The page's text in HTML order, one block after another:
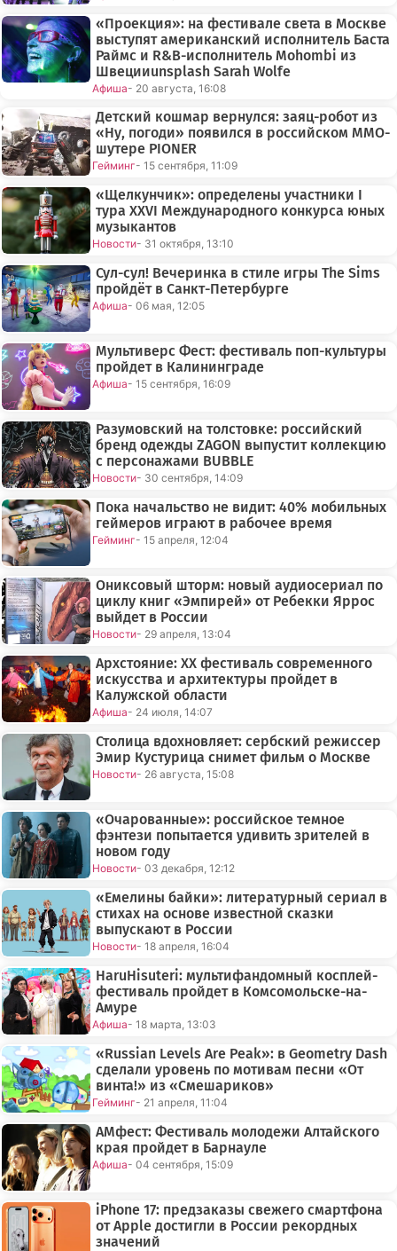
«Проекция»: на фестивале света в Москве
выступят американский исполнитель Баста
Раймс и R&B-исполнитель Mohombi из
Швецииunsplash Sarah Wolfe
Афиша- 20 августа, 16:08
Детский кошмар вернулся: заяц-робот из
«Ну, погоди» появился в российском MMO-
шутере PIONER
Гейминг- 15 сентября, 11:09
«Щелкунчик»: определены участники I
тура XXVI Международного конкурса юных
музыкантов
Новости- 31 октября, 13:10
Сул-сул! Вечеринка в стиле игры The Sims
пройдёт в Санкт-Петербурге
Афиша- 06 мая, 12:05
Мультиверс Фест: фестиваль поп-культуры
пройдет в Калининграде
Афиша- 15 сентября, 16:09
Разумовский на толстовке: российский
бренд одежды ZAGON выпустит коллекцию
с персонажами BUBBLE
Новости- 30 сентября, 14:09
Пока начальство не видит: 40% мобильных
геймеров играют в рабочее время
Гейминг- 15 апреля, 12:04
Ониксовый шторм: новый аудиосериал по
циклу книг «Эмпирей» от Ребекки Яррос
выйдет в России
Новости- 29 апреля, 13:04
Архстояние: XX фестиваль современного
искусства и архитектуры пройдет в
Калужской области
Афиша- 24 июля, 14:07
Столица вдохновляет: сербский режиссер
Эмир Кустурица снимет фильм о Москве
Новости- 26 августа, 15:08
«Очарованные»: российское темное
фэнтези попытается удивить зрителей в
новом году
Новости- 03 декабря, 12:12
«Емелины байки»: литературный сериал в
стихах на основе известной сказки
выпускают в России
Новости- 18 апреля, 16:04
HaruHisuteri: мультифандомный косплей-
фестиваль пройдет в Комсомольске-на-
Амуре
Афиша- 18 марта, 13:03
«Russian Levels Are Peak»: в Geometry Dash
сделали уровень по мотивам песни «От
винта!» из «Смешариков»
Гейминг- 21 апреля, 11:04
АМфест: Фестиваль молодежи Алтайского
края пройдет в Барнауле
Афиша- 04 сентября, 15:09
iPhone 17: предзаказы свежего смартфона
от Apple достигли в России рекордных
значений